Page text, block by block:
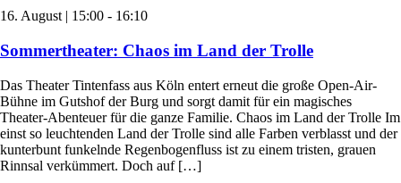
16. August | 15:00 - 16:10
Sommertheater: Chaos im Land der Trolle
Das Theater Tintenfass aus Köln entert erneut die große Open-Air-
Bühne im Gutshof der Burg und sorgt damit für ein magisches
Theater-Abenteuer für die ganze Familie. Chaos im Land der Trolle Im
einst so leuchtenden Land der Trolle sind alle Farben verblasst und der
kunterbunt funkelnde Regenbogenfluss ist zu einem tristen, grauen
Rinnsal verkümmert. Doch auf […]